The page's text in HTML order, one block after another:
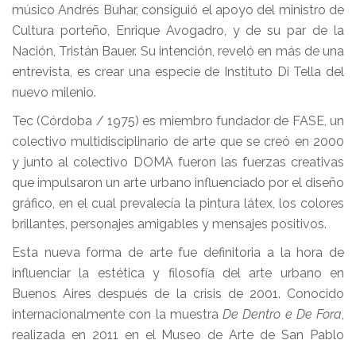
músico Andrés Buhar, consiguió el apoyo del ministro de
Cultura porteño, Enrique Avogadro, y de su par de la
Nación, Tristán Bauer. Su intención, reveló en más de una
entrevista, es crear una especie de Instituto Di Tella del
nuevo milenio.
Tec (Córdoba / 1975) es miembro fundador de FASE, un
colectivo multidisciplinario de arte que se creó en 2000
y junto al colectivo DOMA fueron las fuerzas creativas
que impulsaron un arte urbano influenciado por el diseño
gráfico, en el cual prevalecía la pintura látex, los colores
brillantes, personajes amigables y mensajes positivos.
Esta nueva forma de arte fue definitoria a la hora de
influenciar la estética y filosofía del arte urbano en
Buenos Aires después de la crisis de 2001. Conocido
internacionalmente con la muestra De Dentro e De Fora,
realizada en 2011 en el Museo de Arte de San Pablo